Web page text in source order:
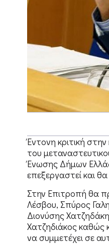
Έντονη κριτική
του
Ένωσης Δήμων
επεξεργαστεί και
Στην Επιτροπή θα
Λέσβου, Σπύρος
Διονύσης
Χατζηδιάκος καθώς
να συμμετέχει σε